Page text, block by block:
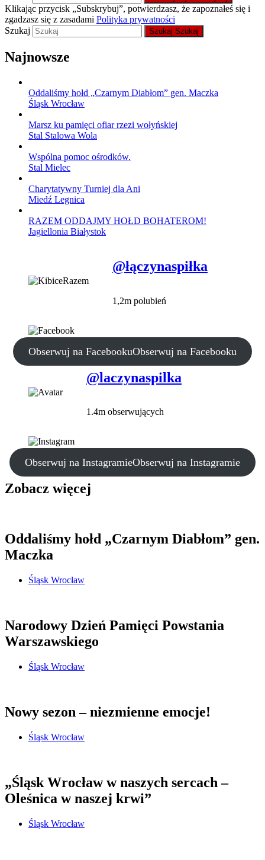
Klikając przycisk „Subskrybuj”, potwierdzasz, że zapoznałeś się i
zgadzasz się z zasadami Polityka prywatności
Szukaj
Szukaj Szukaj
Najnowsze
Oddaliśmy hołd „Czarnym Diabłom” gen. Maczka
Śląsk Wrocław
Marsz ku pamięci ofiar rzezi wołyńskiej
Stal Stalowa Wola
Wspólna pomoc ośrodków.
Stal Mielec
Charytatywny Turniej dla Ani
Miedź Legnica
RAZEM ODDAJMY HOŁD BOHATEROM!
Jagiellonia Białystok
@łączynaspiłka
1,2m polubień
Obserwuj na FacebookuObserwuj na Facebooku
@laczynaspilka
1.4m obserwujących
Obserwuj na InstagramieObserwuj na Instagramie
Zobacz więcej
Oddaliśmy hołd „Czarnym Diabłom” gen.
Maczka
Śląsk Wrocław
Narodowy Dzień Pamięci Powstania
Warszawskiego
Śląsk Wrocław
Nowy sezon – niezmienne emocje!
Śląsk Wrocław
„Śląsk Wrocław w naszych sercach –
Oleśnica w naszej krwi”
Śląsk Wrocław